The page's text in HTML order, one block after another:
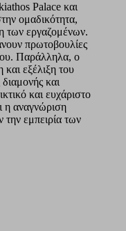
Palace και
ομαδικότητα,
των εργαζομένων.
πρωτοβουλίες
Παράλληλα, ο
εξέλιξη του
και
και ευχάριστο
η αναγνώριση
την εμπειρία των